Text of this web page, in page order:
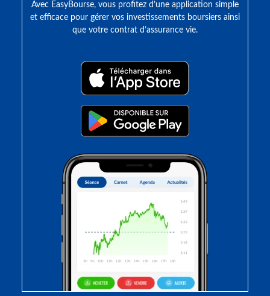
Avec EasyBourse, vous profitez d’une application simple
et efficace pour gérer vos investissements boursiers ainsi
que votre contrat d’assurance vie.